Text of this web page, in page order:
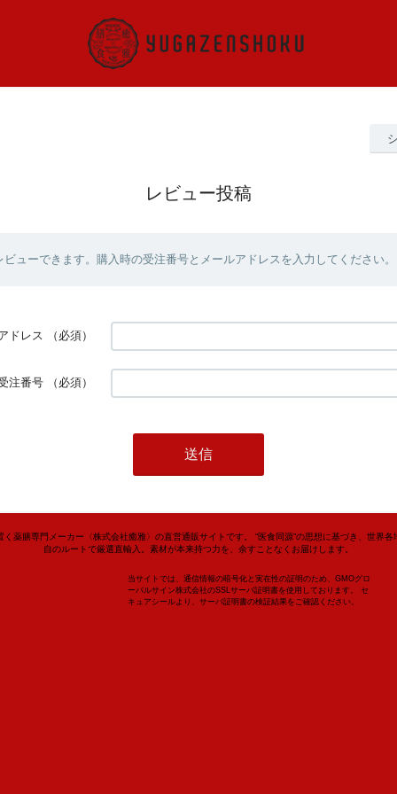
レビュー投稿
ューできます。購入時の受注番号とメールアドレスを入力してください。
ドレス （必須）
注番号 （必須）
薬膳専門メーカー〈株式会社癒雅〉の直営通販サイトです。 “医食同源”の思想に基づき、世界
自のルートで厳選直輸入。素材が本来持つ力を、余すことなくお届けします。
当サイトでは、通信情報の暗号化と実在性の証明のため、GMOグロ
ーバルサイン株式会社のSSLサーバ証明書を使用しております。 セ
キュアシールより、サーバ証明書の検証結果をご確認ください。